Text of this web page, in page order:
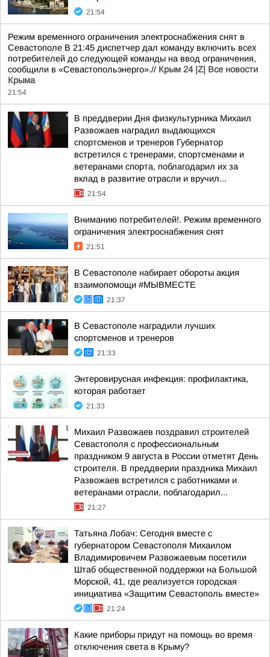
21:54
Режим временного ограничения электроснабжения снят в
Севастополе В 21:45 диспетчер дал команду включить всех
потребителей до следующей команды на ввод ограничения,
сообщили в «Севастопольэнерго».// Крым 24 |Z| Все новости
Крыма
21:54
В преддверии Дня физкультурника Михаил
Развожаев наградил выдающихся
спортсменов и тренеров Губернатор
встретился с тренерами, спортсменами и
ветеранами спорта, поблагодарил их за
вклад в развитие отрасли и вручил...
21:54
Вниманию потребителей!. Режим временного
ограничения электроснабжения снят
21:51
В Севастополе набирает обороты акция
взаимопомощи #МЫВМЕСТЕ
21:37
В Севастополе наградили лучших
спортсменов и тренеров
21:33
Энтеровирусная инфекция: профилактика,
которая работает
21:33
Михаил Развожаев поздравил строителей
Севастополя с профессиональным
праздником 9 августа в России отметят День
строителя. В преддверии праздника Михаил
Развожаев встретился с работниками и
ветеранами отрасли, поблагодарил...
21:27
Татьяна Лобач: Сегодня вместе с
губернатором Севастополя Михаилом
Владимировичем Развожаевым посетили
Штаб общественной поддержки на Большой
Морской, 41, где реализуется городская
инициатива «Защитим Севастополь вместе»
21:24
Какие приборы придут на помощь во время
отключения света в Крыму?